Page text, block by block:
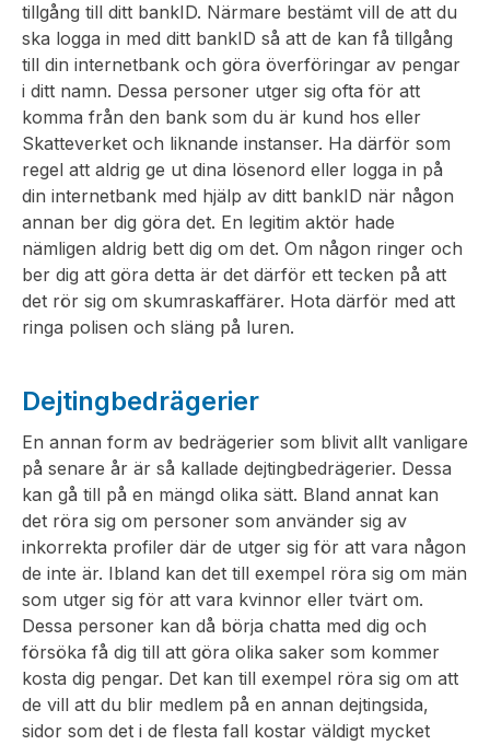
tillgång till ditt bankID. Närmare bestämt vill de att du
ska logga in med ditt bankID så att de kan få tillgång
till din internetbank och göra överföringar av pengar
i ditt namn. Dessa personer utger sig ofta för att
komma från den bank som du är kund hos eller
Skatteverket och liknande instanser. Ha därför som
regel att aldrig ge ut dina lösenord eller logga in på
din internetbank med hjälp av ditt bankID när någon
annan ber dig göra det. En legitim aktör hade
nämligen aldrig bett dig om det. Om någon ringer och
ber dig att göra detta är det därför ett tecken på att
det rör sig om skumraskaffärer. Hota därför med att
ringa polisen och släng på luren.
Dejtingbedrägerier
En annan form av bedrägerier som blivit allt vanligare
på senare år är så kallade dejtingbedrägerier. Dessa
kan gå till på en mängd olika sätt. Bland annat kan
det röra sig om personer som använder sig av
inkorrekta profiler där de utger sig för att vara någon
de inte är. Ibland kan det till exempel röra sig om män
som utger sig för att vara kvinnor eller tvärt om.
Dessa personer kan då börja chatta med dig och
försöka få dig till att göra olika saker som kommer
kosta dig pengar. Det kan till exempel röra sig om att
de vill att du blir medlem på en annan dejtingsida,
sidor som det i de flesta fall kostar väldigt mycket